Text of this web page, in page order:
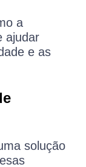
a
ajudar
e as
solução